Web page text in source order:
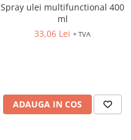
Spray ulei multifunctional 400
ml
33,06 Lei + TVA
ADAUGA IN COS